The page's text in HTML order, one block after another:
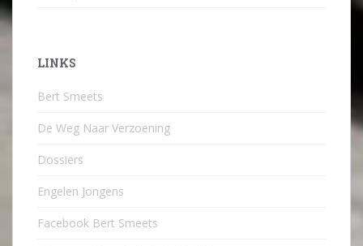
LINKS
Bert Smeets
De Weg Naar Verzoening
Dossiers
Engelen Jongens
Facebook Bert Smeets